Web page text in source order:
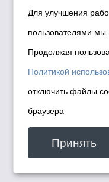
© Департамент
города
Политика
Политика по
данных в
мэрии города
Техническая
Для улучшения
пользователями
Продолжая
Политикой
отключить файлы
браузера
Принять